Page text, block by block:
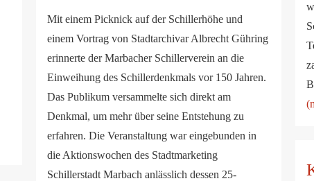
Mit einem Picknick auf der Schillerhöhe und
einem Vortrag von Stadtarchivar Albrecht Gühring
erinnerte der Marbacher Schillerverein an die
Einweihung des Schillerdenkmals vor 150 Jahren.
Das Publikum versammelte sich direkt am
Denkmal, um mehr über seine Entstehung zu
erfahren. Die Veranstaltung war eingebunden in
die Aktionswochen des Stadtmarketing
Schillerstadt Marbach anlässlich dessen 25-